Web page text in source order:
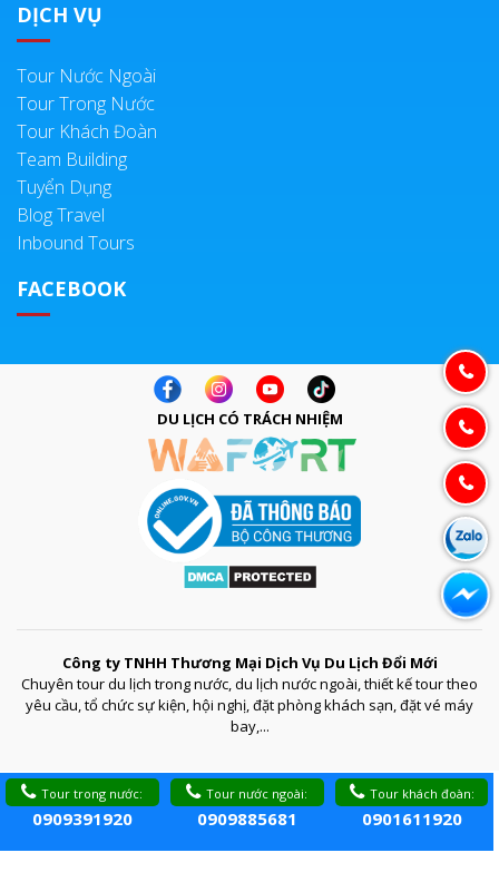
Tour trong nước:
0909391920
Tour nước ngoài:
0909885681
Tour khách đoàn:
0901611920
DỊCH VỤ
Tour Nước Ngoài
Tour Trong Nước
Tour Khách Đoàn
Team Building
Tuyển Dụng
Blog Travel
Inbound Tours
FACEBOOK
DU LỊCH CÓ TRÁCH NHIỆM
Công ty TNHH Thương Mại Dịch Vụ Du Lịch Đổi Mới
Chuyên tour du lịch trong nước, du lịch nước ngoài, thiết kế tour theo
yêu cầu, tổ chức sự kiện, hội nghị, đặt phòng khách sạn, đặt vé máy
bay,...